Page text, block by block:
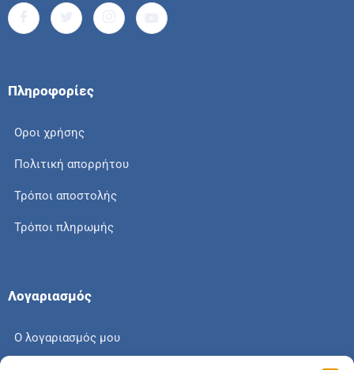
Πληροφορίες
Οροι χρήσης
Πολιτική απορρήτου
Τρόποι αποστολής
Τρόποι πληρωμής
Λογαριασμός
Ο λογαριασμός μου